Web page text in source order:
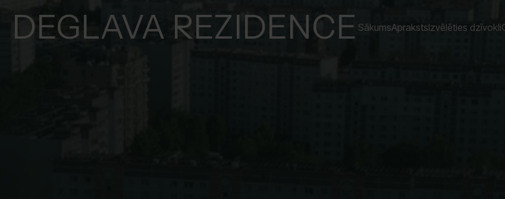
DEGLAVA REZIDENCE SākumsAprakstsIzvēlēties dzīvokli